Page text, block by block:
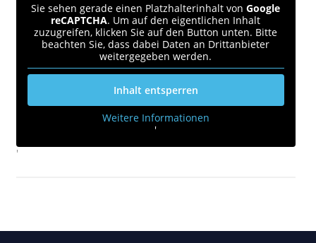
Sie sehen gerade einen Platzhalterinhalt vonGoogle
reCAPTCHA. Um auf den eigentlichen Inhalt
zuzugreifen, klicken Sie auf den Button unten. Bitte
beachten Sie, dass dabei Daten an Drittanbieter
weitergegeben werden.
Inhalt entsperren
Weitere Informationen
'
'